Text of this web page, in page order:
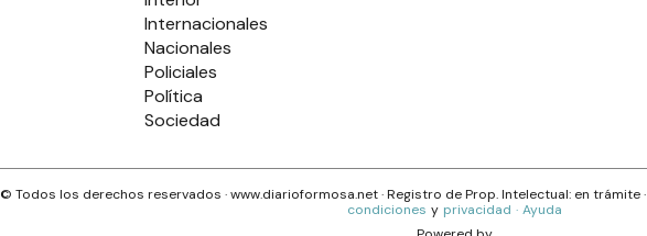
Internacionales
Nacionales
Policiales
Política
Sociedad
© Todos los derechos reservados · www.diarioformosa.net· Registro de Prop. Intelectual: en trámite ·
condiciones y privacidad · Ayuda